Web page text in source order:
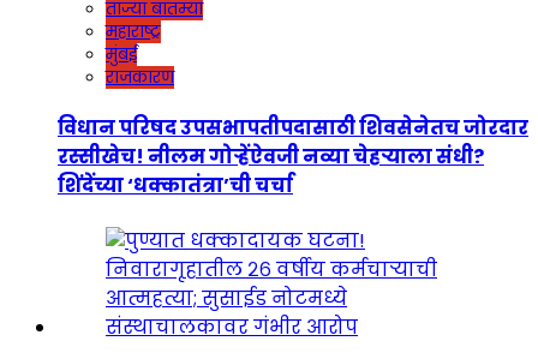
ताज्या बातम्या
महाराष्ट्र
मुंबई
राजकारण
विधान परिषद उपसभापतीपदासाठी शिवसेनेतच जोरदार
रस्सीखेच! नीलम गोऱ्हेंऐवजी नव्या चेहऱ्याला संधी?
शिंदेंच्या ‘धक्कातंत्रा’ची चर्चा